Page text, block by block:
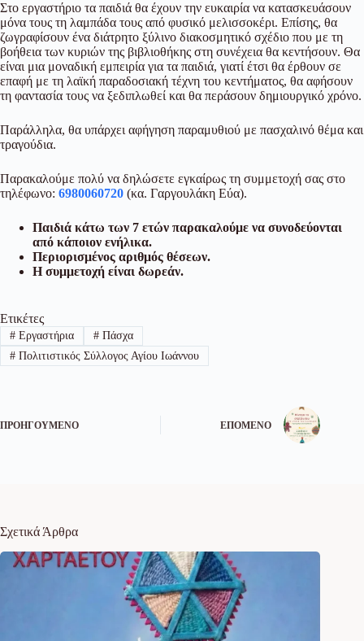
Στο εργαστήριο τα παιδιά θα έχουν την ευκαιρία να κατασκευάσουν
μόνα τους τη λαμπάδα τους από φυσικό μελισσοκέρι. Επίσης, θα
ζωγραφίσουν ένα διάτρητο ξύλινο διακοσμητικό σχέδιο που με τη
βοήθεια των κυριών της βιβλιοθήκης στη συνέχεια θα κεντήσουν. Θα
είναι μια μοναδική εμπειρία για τα παιδιά, γιατί έτσι θα έρθουν σε
επαφή με τη λαϊκή παραδοσιακή τέχνη του κεντήματος, θα αφήσουν
τη φαντασία τους να ξεδιπλωθεί και θα περάσουν δημιουργικό χρόνο.
Παράλληλα, θα υπάρχει αφήγηση παραμυθιού με πασχαλινό θέμα και
τραγούδια.
Παρακαλούμε πολύ να δηλώσετε εγκαίρως τη συμμετοχή σας στο
τηλέφωνο: 6980060720 (κα. Γαργουλάκη Εύα).
Παιδιά κάτω των 7 ετών παρακαλούμε να συνοδεύονται
από κάποιον ενήλικα.
Περιορισμένος αριθμός θέσεων.
Η συμμετοχή είναι δωρεάν.
Ετικέτες
#Εργαστήρια #Πάσχα
#Πολιτιστικός Σύλλογος Αγίου Ιωάννου
ΠΡΟΗΓΟΎΜΕΝΟ ΕΠΌΜΕΝΟ
Σχετικά Άρθρα